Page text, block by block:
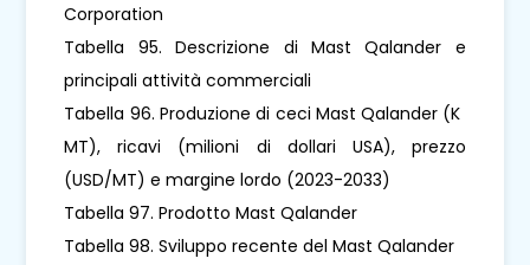
Corporation
Tabella 95. Descrizione di Mast Qalander e
principali attività commerciali
Tabella 96. Produzione di ceci Mast Qalander (K ​​
MT), ricavi (milioni di dollari USA), prezzo
(USD/MT) e margine lordo (2023-2033)
Tabella 97. Prodotto Mast Qalander
Tabella 98. Sviluppo recente del Mast Qalander